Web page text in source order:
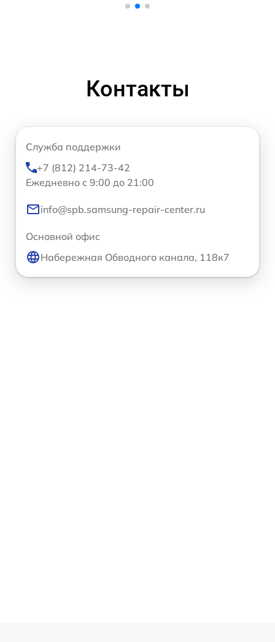
Контакты
Служба поддержки
+7 (812) 214-73-42
Ежедневно с 9:00 до 21:00
info@spb.samsung-repair-center.ru
Основной офис
Набережная Обводного канала, 118к7